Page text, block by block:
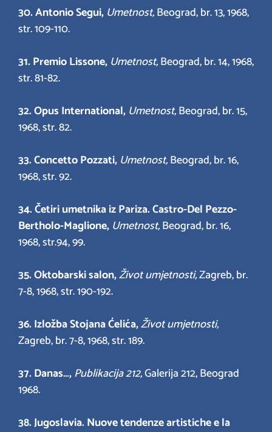
30. Antonio Segui, Umetnost,Beograd, br. 13, 1968,
str. 109-110.
31. Premio Lissone, Umetnost,Beograd, br. 14, 1968,
str. 81-82.
32. Opus International, Umetnost,Beograd, br. 15,
1968, str. 82.
33. Concetto Pozzati, Umetnost,Beograd, br. 16,
1968, str. 92.
34.Četiri umetnika iz Pariza. Castro-Del Pezzo-
Bertholo-Maglione, Umetnost,Beograd, br. 16,
1968, str.94, 99.
35. Oktobarski salon,Život umjetnosti,Zagreb, br.
7-8, 1968, str. 190-192.
36. Izložba Stojana Ćelića,Život umjetnosti,
Zagreb, br. 7-8, 1968, str. 189.
37. Danas…,Publikacija 212,Galerija 212, Beograd
1968.
38. Jugoslavia. Nuove tendenze artistiche e la